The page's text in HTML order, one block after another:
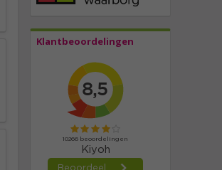
Klantbeoordelingen